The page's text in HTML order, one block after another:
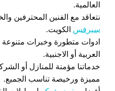
العالمية.
نتعاقد مع الفنين المحترفين
سيرفس الكويت.
ادوات متطورة وخبرات
العربية أو الاجنبية.
خدماتنا مؤمنة للمنازل أو
مميزة ورخيصة تناسب الجميع.